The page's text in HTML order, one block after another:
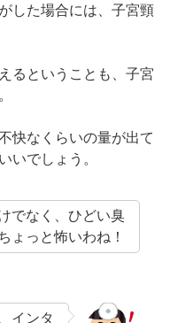
した場合には、子宮頸
るということも、子宮
快なくらいの量が出て
いでしょう。
でなく、ひどい臭
ょっと怖いわね！
インタ